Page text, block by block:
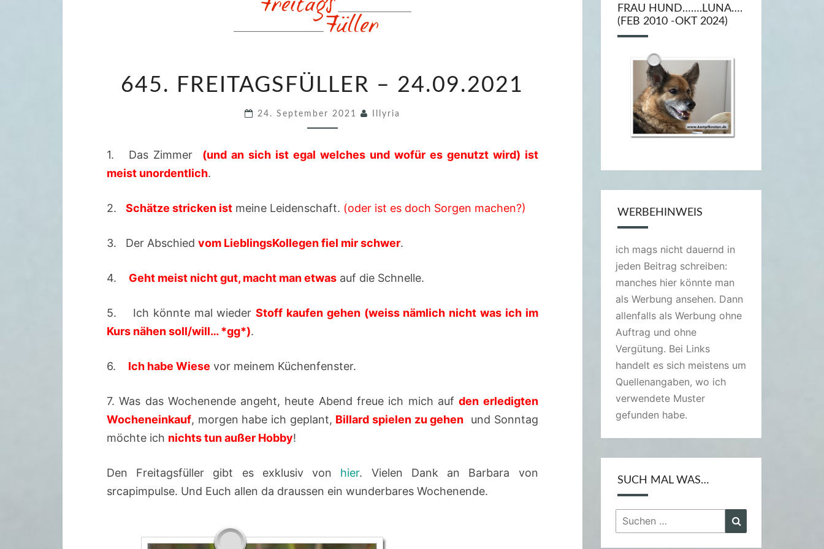
4
R
T
Ü
E
–
2
0
9
645. FREITAGSFÜLLER – 24.09.2021
24. September 2021 Illyria
1. Das Zimmer (und an sich ist egal welches und wofür es genutzt wird) ist
meist unordentlich.
2. Schätze stricken ist meine Leidenschaft. (oder ist es doch Sorgen machen?)
3. Der Abschied vom LieblingsKollegen fiel mir schwer.
4. Geht meist nicht gut, macht man etwas auf die Schnelle.
5. Ich könnte mal wiederStoff kaufen gehen (weiss nämlich nicht was ich im
Kurs nähen soll/will… *gg*).
6. Ich habe Wiese vor meinem Küchenfenster.
7. Was das Wochenende angeht, heute Abend freue ich mich aufden erledigten
Wocheneinkauf, morgen habe ich geplant, Billard spielen zu gehen und Sonntag
möchte ich nichts tun außer Hobby!
Den Freitagsfüller gibt es exklusiv von hier. Vielen Dank an Barbara von
srcapimpulse. Und Euch allen da draussen ein wunderbares Wochenende.
FRAU HUND…….LUNA….
(FEB 2010 -OKT 2024)
WERBEHINWEIS
ich mags nicht dauernd in
jeden Beitrag schreiben:
manches hier könnte man
als Werbung ansehen. Dann
allenfalls als Werbung ohne
Auftrag und ohne
Vergütung. Bei Links
handelt es sich meistens um
Quellenangaben, wo ich
verwendete Muster
gefunden habe.
SUCH MAL WAS…
Suchen
nach: